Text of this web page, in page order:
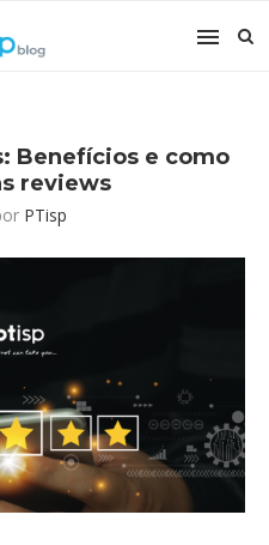
Benefícios e como
reviews
PTisp